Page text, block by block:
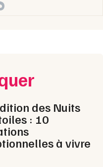
des Nuits
: 10
à vivre